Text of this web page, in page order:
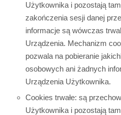
Użytkownika i pozostają
zakończenia sesji danej
informacje są wówczas
Urządzenia. Mechanizm
pozwala na pobieranie
osobowych ani żadnych
Urządzenia Użytkownika.
Cookies trwałe: są
Użytkownika i pozostają